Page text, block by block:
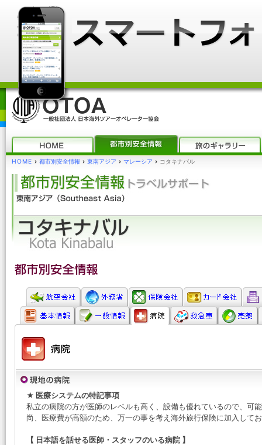
HOME › 都市別安全情報 › 東南アジア › マレーシア › コタキナバル
★ 医療システムの特記事項
私立の病院の方が医師のレベルも高く、設備も優れているので、可
尚、医療費が高額のため、万一の事を考え海外旅行保険に加入して
【 日本語を話せる医師・スタッフのいる病院 】